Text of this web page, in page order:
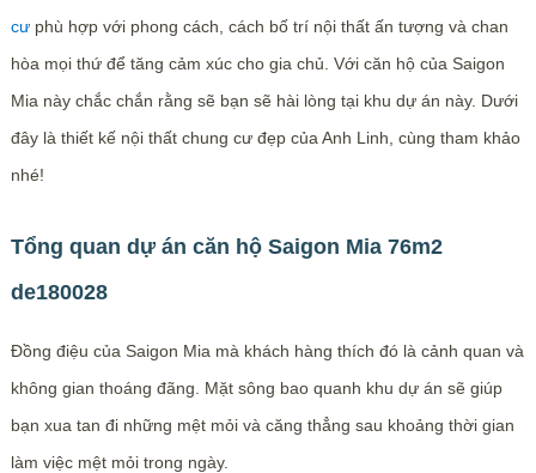
cưphù hợp với phong cách, cách bố trí nội thất ấn tượng và chan
hòa mọi thứ để tăng cảm xúc cho gia chủ. Với căn hộ của Saigon
Mia này chắc chắn rằng sẽ bạn sẽ hài lòng tại khu dự án này. Dưới
đây là thiết kế nội thất chung cư đẹp của Anh Linh, cùng tham khảo
nhé!
Tổng quan dự án căn hộ Saigon Mia 76m2
de180028
Đồng điệu của Saigon Mia mà khách hàng thích đó là cảnh quan và
không gian thoáng đãng. Mặt sông bao quanh khu dự án sẽ giúp
bạn xua tan đi những mệt mỏi và căng thẳng sau khoảng thời gian
làm việc mệt mỏi trong ngày.